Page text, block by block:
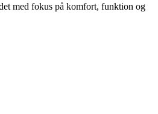
med fokus på komfort, funktion og